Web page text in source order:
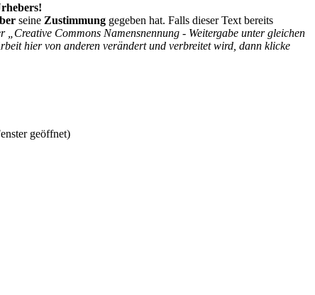
seine Zustimmung gegeben hat. Falls dieser Text bereits
Commons Namensnennung - Weitergabe unter gleichen
hier von anderen verändert und verbreitet wird, dann klicke
geöffnet)